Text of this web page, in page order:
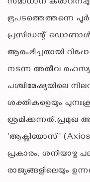
ഭൂപടത്തെത്തന്നെ
പ്രസിഡന്റ്
ആരംഭിച്ചതായി
നടന്ന അതീവ
പശ്ചിമേഷ്യയിലെ
ശക്തികളെയും
ശ്രമിക്കുന്നത്.പ്രമുഖ
'ആക്സിയോസ്' (Axios)
പ്രകാരം, ശനിയാഴ്ച
രാജ്യങ്ങളിലെയും